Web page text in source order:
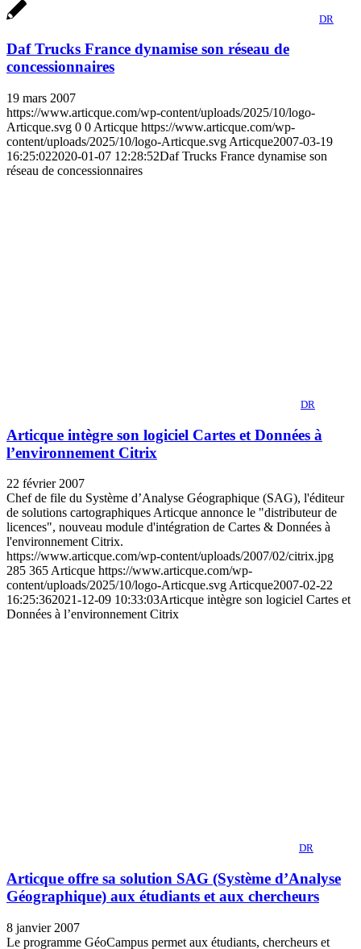
DR
Daf Trucks France dynamise son réseau de
concessionnaires
19 mars 2007
https://www.articque.com/wp-content/uploads/2025/10/logo-
Articque.svg 0 0 Articque https://www.articque.com/wp-
content/uploads/2025/10/logo-Articque.svg Articque2007-03-19
16:25:022020-01-07 12:28:52Daf Trucks France dynamise son
réseau de concessionnaires
DR
Articque intègre son logiciel Cartes et Données à
l’environnement Citrix
22 février 2007
Chef de file du Système d’Analyse Géographique (SAG), l'éditeur
de solutions cartographiques Articque annonce le "distributeur de
licences", nouveau module d'intégration de Cartes & Données à
l'environnement Citrix.
https://www.articque.com/wp-content/uploads/2007/02/citrix.jpg
285 365Articque https://www.articque.com/wp-
content/uploads/2025/10/logo-Articque.svgArticque2007-02-22
16:25:362021-12-09 10:33:03Articque intègre son logiciel Cartes et
Données à l’environnement Citrix
DR
Articque offre sa solution SAG (Système d’Analyse
Géographique) aux étudiants et aux chercheurs
8 janvier 2007
Le programme GéoCampus permet aux étudiants, chercheurs et